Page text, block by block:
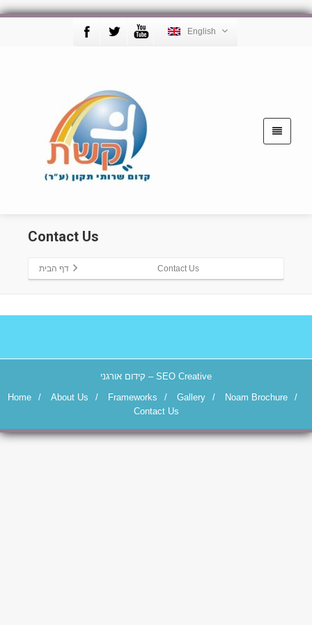
English
Contact Us
דף הבית Contact Us
קידום אורגני – SEO Creative
Home
/ About Us / Frameworks / Gallery / Noam Brochure
/
Contact Us